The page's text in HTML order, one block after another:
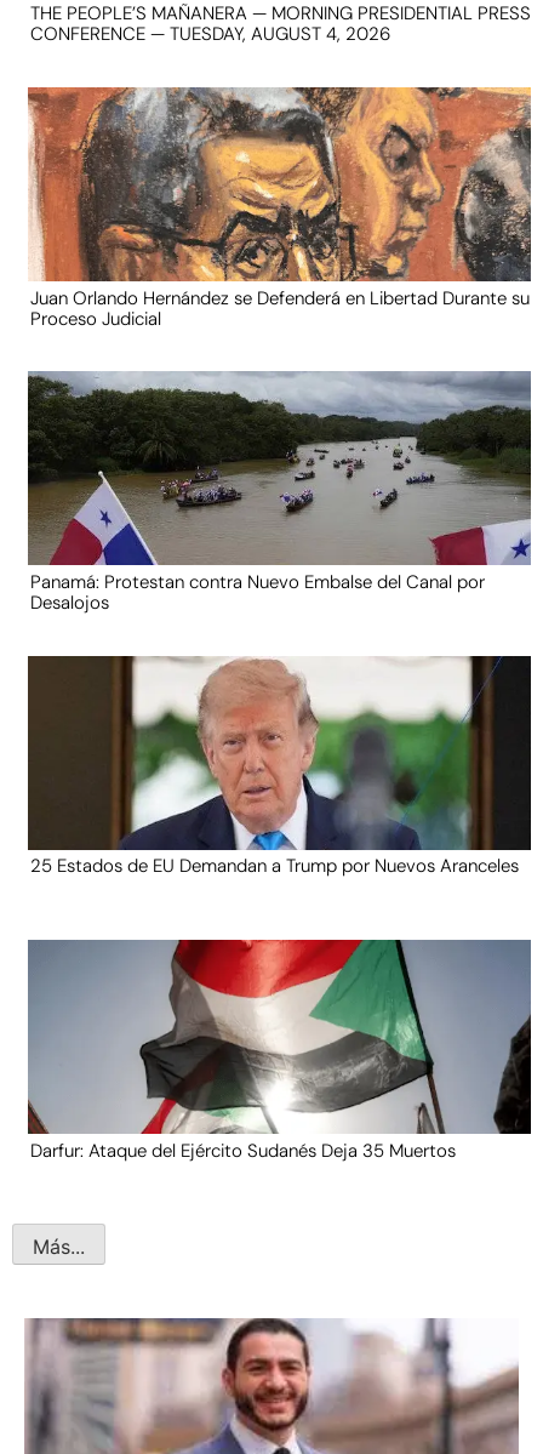
THE PEOPLE’S MAÑANERA — MORNING PRESIDENTIAL PRESS
CONFERENCE — TUESDAY, AUGUST 4, 2026
Juan Orlando Hernández se Defenderá en Libertad Durante su
Proceso Judicial
Panamá: Protestan contra Nuevo Embalse del Canal por
Desalojos
25 Estados de EU Demandan a Trump por Nuevos Aranceles
Darfur: Ataque del Ejército Sudanés Deja 35 Muertos
Más...